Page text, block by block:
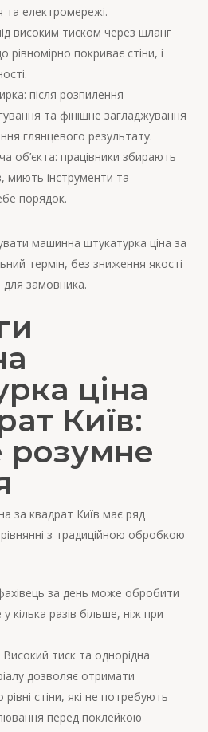
електромережі.
високим тиском через шланг
покриває стіни, і
після розпилення
та фінішне загладжування
глянцевого результату.
об’єкта: працівники збирають
миють інструменти та
порядок.
машинна штукатурка ціна за
термін, без зниження якості
замовника.
ціна
Київ:
розумне
за квадрат Київ має ряд
з традиційною обробкою
за день може обробити
кілька разів більше, ніж при
Високий тиск та однорідна
дозволяє отримати
стіни, які не потребують
перед поклейкою